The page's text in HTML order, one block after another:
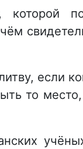
которой
если
то